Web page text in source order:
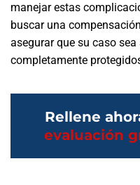
manejar estas
buscar una
asegurar que su caso
completamente
Rellene
evaluación